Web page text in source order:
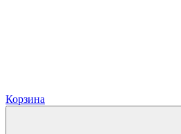
Корзина